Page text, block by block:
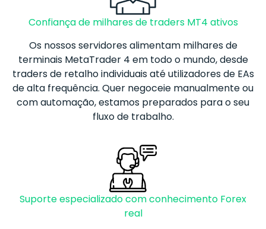
Confiança de milhares de traders MT4 ativos
Os nossos servidores alimentam milhares de
terminais MetaTrader 4 em todo o mundo, desde
traders de retalho individuais até utilizadores de EAs
de alta frequência. Quer negoceie manualmente ou
com automação, estamos preparados para o seu
fluxo de trabalho.
Suporte especializado com conhecimento Forex
real